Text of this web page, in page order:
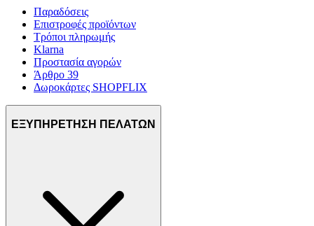
Παραδόσεις
Επιστροφές προϊόντων
Τρόποι πληρωμής
Klarna
Προστασία αγορών
Άρθρο 39
Δωροκάρτες SHOPFLIX
ΕΞΥΠΗΡΕΤΗΣΗ ΠΕΛΑΤΩΝ